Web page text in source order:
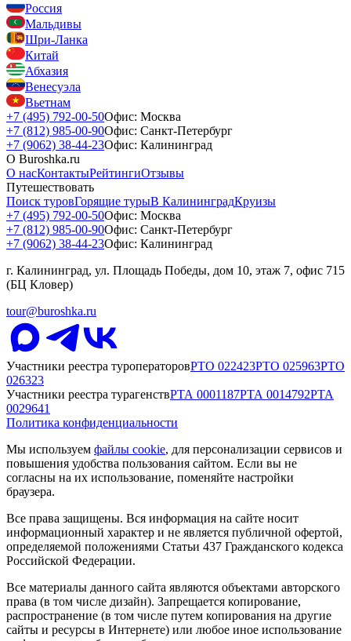
Россия
Мальдивы
Шри-Ланка
Китай
Абхазия
Венесуэла
Вьетнам
+7 (495) 792-00-50Офис: Москва
+7 (812) 985-00-90Офис: Санкт-Петербург
+7 (9062) 38-44-23Офис: Калининград
О Buroshka.ru
О насКонтактыРейтингиОтзывы
Путешествовать
Поиск туровГорящие турыВ КалининградКруизы
+7 (495) 792-00-50Офис: Москва
+7 (812) 985-00-90Офис: Санкт-Петербург
+7 (9062) 38-44-23Офис: Калининград
г. Калининград, ул. Площадь Победы, дом 10, этаж 7, офис 715
(БЦ Кловер)
tour@buroshka.ru
Участники реестра туроператоровРТО 022423РТО 025963РТО
026323
Участники реестра турагенствРТА 0001187РТА 0014792РТА
0029641
Политика конфиденциальности
Мы используем файлы cookie, для персонализации сервисов и
повышения удобства пользования сайтом. Если вы не
согласны на их использование, поменяйте настройки
браузера.
Все права защищены. Вся информация на сайте носит
информационный характер и не является публичной офертой,
определяемой положениями Статьи 437 Гражданского кодекса
Российской Федерации.
Все материалы данного сайта являются объектами авторского
права (в том числе дизайн). Запрещается копирование,
распространение (в том числе путем копирования на другие
сайты и ресурсы в Интернете) или любое иное использование